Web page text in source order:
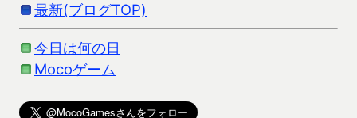
最新(ブログTOP)
今日は何の日
Mocoゲーム